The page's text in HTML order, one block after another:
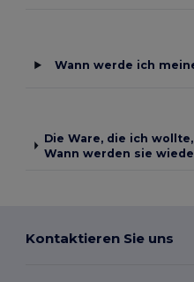
Wann werde ich
Die Ware, die ich
Wann werden sie
Kontaktieren Sie uns